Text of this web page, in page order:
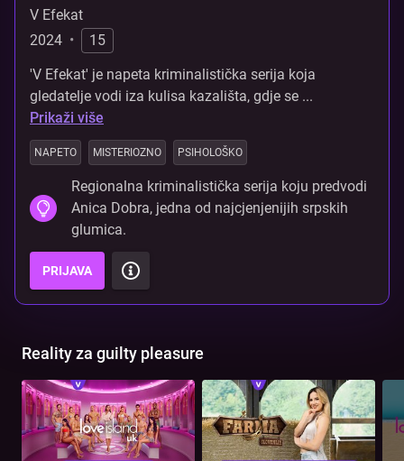
V Efekat
2024 •
15
'V Efekat' je napeta kriminalistička serija koja
gledatelje vodi iza kulisa kazališta, gdje se ...
Prikaži više
NAPETO MISTERIOZNO PSIHOLOŠKO
Regionalna kriminalistička serija koju predvodi
Anica Dobra, jedna od najcjenjenijih srpskih
glumica.
PRIJAVA
Reality za guilty pleasure